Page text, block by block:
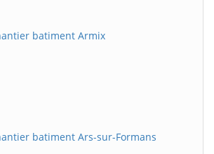
batiment Armix
batiment Ars-sur-Formans